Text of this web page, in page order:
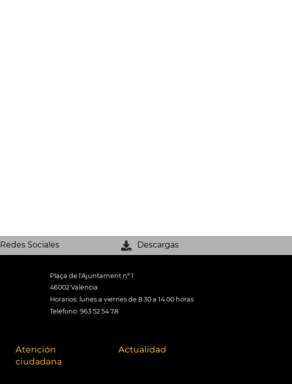
Redes Sociales Descargas
Plaça de l'Ajuntament nº 1
46002 València
Horarios: lunes a viernes de 8:30 a 14:00 horas
Teléfono: 963 52 54 78
Atención
ciudadana
Actualidad